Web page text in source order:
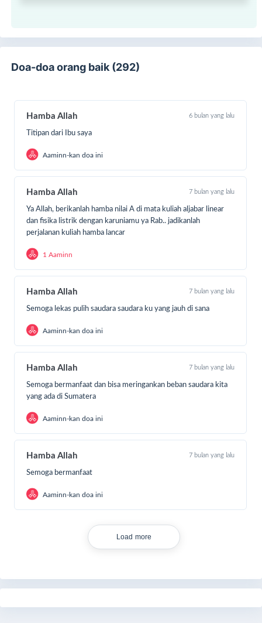
Doa-doa orang baik (292)
Hamba Allah 6 bulan yang lalu
Titipan dari Ibu saya
Aaminn-kan doa ini
Hamba Allah 7 bulan yang lalu
Ya Allah, berikanlah hamba nilai A di mata kuliah aljabar linear
dan fisika listrik dengan karuniamu ya Rab.. jadikanlah
perjalanan kuliah hamba lancar
1 Aaminn
Hamba Allah 7 bulan yang lalu
Semoga lekas pulih saudara saudara ku yang jauh di sana
Aaminn-kan doa ini
Hamba Allah 7 bulan yang lalu
Semoga bermanfaat dan bisa meringankan beban saudara kita
yang ada di Sumatera
Aaminn-kan doa ini
Hamba Allah 7 bulan yang lalu
Semoga bermanfaat
Aaminn-kan doa ini
Load more